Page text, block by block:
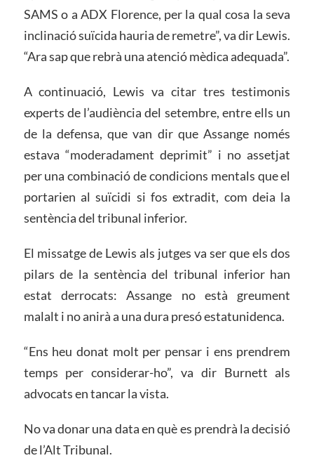
SAMS o a ADX Florence, per la qual cosa la seva
inclinació suïcida hauria de remetre”, va dir Lewis.
“Ara sap que rebrà una atenció mèdica adequada”.
A continuació, Lewis va citar tres testimonis
experts de l’audiència del setembre, entre ells un
de la defensa, que van dir que Assange només
estava “moderadament deprimit” i no assetjat
per una combinació de condicions mentals que el
portarien al suïcidi si fos extradit, com deia la
sentència del tribunal inferior.
El missatge de Lewis als jutges va ser que els dos
pilars de la sentència del tribunal inferior han
estat derrocats: Assange no està greument
malalt i no anirà a una dura presó estatunidenca.
“Ens heu donat molt per pensar i ens prendrem
temps per considerar-ho”, va dir Burnett als
advocats en tancar la vista.
No va donar una data en què es prendrà la decisió
de l’Alt Tribunal.